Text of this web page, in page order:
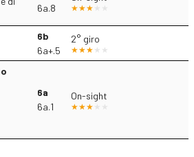
6a.8
6b
6a+.5
2° giro
6a
6a.1
On-sight